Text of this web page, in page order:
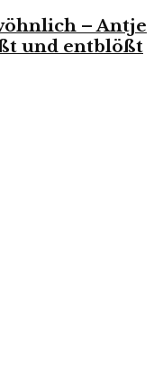
– Antje
und entblößt